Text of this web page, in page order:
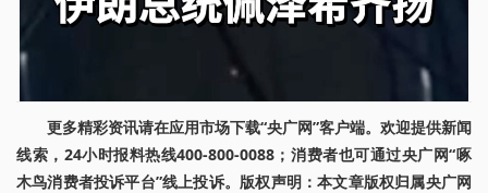
更多精彩资讯请在应用市场下载“央广网”客户端。欢迎提供新闻
线索，24小时报料热线400-800-0088；消费者也可通过央广网“啄
木鸟消费者投诉平台”线上投诉。版权声明：本文章版权归属央广网